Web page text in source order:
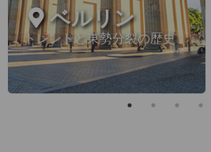
ベルリン
トレンドと東勢分裂の歴史